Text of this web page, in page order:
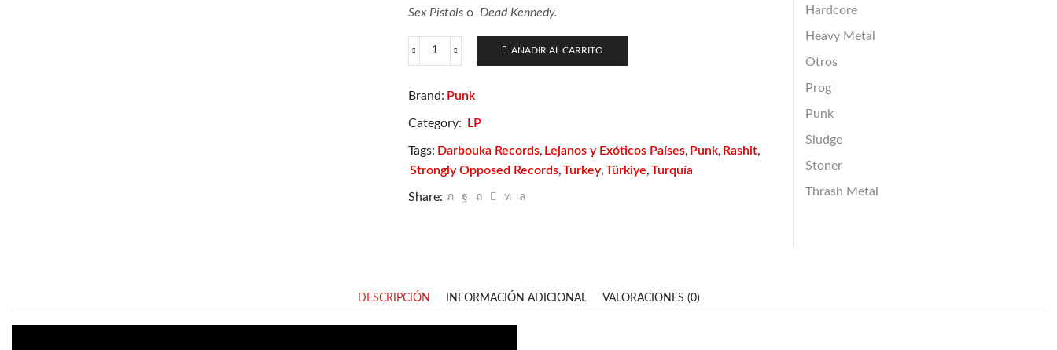
Sex Pistols o Dead Kennedy.
Kapak
cantidad
AÑADIR AL CARRITO
Brand: Punk
Category: LP
Tags: Darbouka Records, Lejanos y Exóticos Países, Punk, Rashit,
Strongly Opposed Records,Turkey,Türkiye,Turquía
Share:
Hardcore
Heavy Metal
Otros
Prog
Punk
Sludge
Stoner
Thrash Metal
DESCRIPCIÓN INFORMACIÓN ADICIONAL VALORACIONES (0)